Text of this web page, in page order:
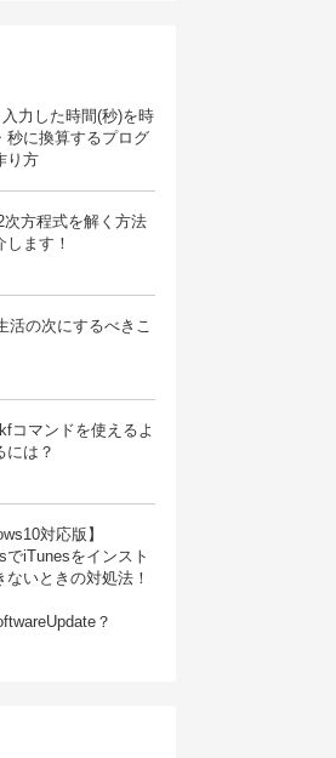
力した時間(秒)を時
秒に換算するプログ
り方
次方程式を解く方法
します！
活の次にするべきこ
コマンドを使えるよ
には？
対応版】
でiTunesをインスト
ないときの対処法！
？